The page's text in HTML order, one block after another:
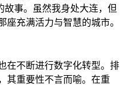
故事。虽然我身处大连，但
座充满活力与智慧的城市。
在不断进行数字化转型。排
其重要性不言而喻。在重